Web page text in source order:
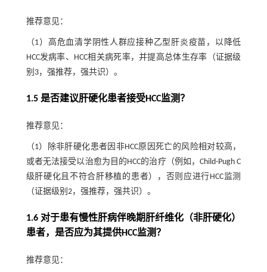
推荐意见：
（1）高危血清学阴性人群应接种乙型肝炎疫苗，以降低
HCC发病率、HCC相关病死率，并提高总体生存率（证据级
别3，强推荐，强共识）。
1.5 是否建议肝硬化患者接受HCC监测？
推荐意见：
（1）除非肝硬化患者因非HCC原因死亡的风险相对较高，
或者无法接受以治愈为目的HCC的治疗（例如，Child-Pugh C
级肝硬化且不符合肝移植的患者），否则应进行HCC监测
（证据级别2，强推荐，强共识）。
1.6 对于患有慢性肝病伴晚期肝纤维化（非肝硬化）
患者，是否应为其提供HCC监测？
推荐意见：